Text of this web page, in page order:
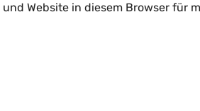
Website in diesem Browser für